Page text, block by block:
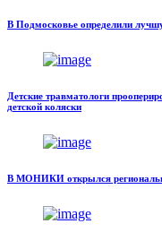
В Подмосковье определили
Детские травматологи
детской коляски
В МОНИКИ открылся